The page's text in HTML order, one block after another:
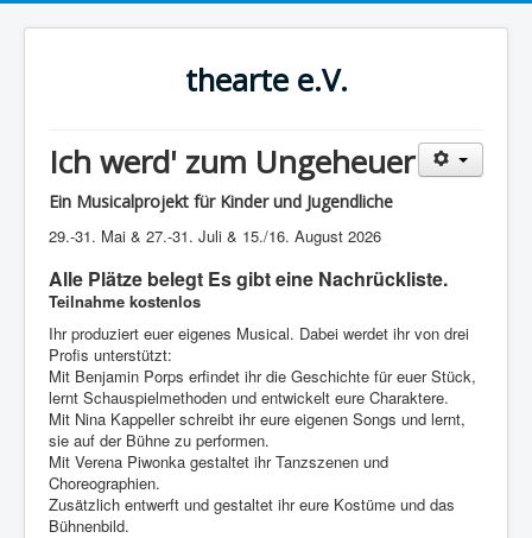
thearte e.V.
Ich werd' zum Ungeheuer
Ein Musicalprojekt für Kinder und Jugendliche
29.-31. Mai & 27.-31. Juli & 15./16. August 2026
Alle Plätze belegt Es gibt eine Nachrückliste.
Teilnahme kostenlos
Ihr produziert euer eigenes Musical. Dabei werdet ihr von drei
Profis unterstützt:
Mit Benjamin Porps erfindet ihr die Geschichte für euer Stück,
lernt Schauspielmethoden und entwickelt eure Charaktere.
Mit Nina Kappeller schreibt ihr eure eigenen Songs und lernt,
sie auf der Bühne zu performen.
Mit Verena Piwonka gestaltet ihr Tanzszenen und
Choreographien.
Zusätzlich entwerft und gestaltet ihr eure Kostüme und das
Bühnenbild.